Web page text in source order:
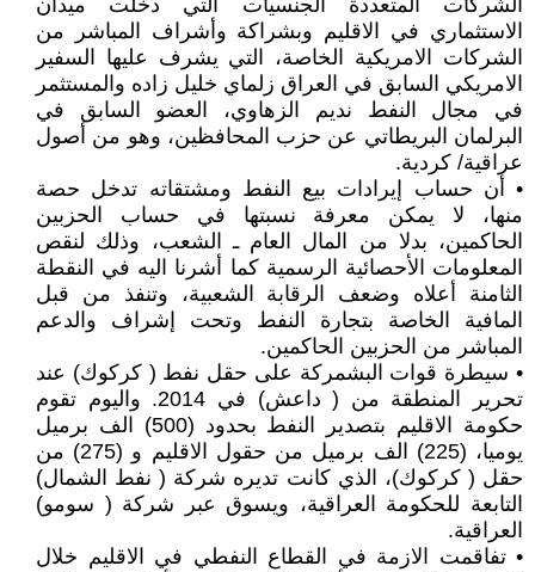
الشركات المتعددة الجنسيات التي دخلت ميدان
الاستثماري في الاقليم وبشراكة وأشراف المباشر من
الشركات الامريكية الخاصة، التي يشرف عليها السفير
الامريكي السابق في العراق زلماي خليل زاده والمستثمر
في مجال النفط نديم الزهاوي، العضو السابق في
البرلمان البريطاتي عن حزب المحافظين، وهو من أصول
عراقية/ كردية.
• أن حساب إيرادات بيع النفط ومشتقاته تدخل حصة
منها، لا يمكن معرفة نسبتها في حساب الحزبين
الحاكمين، بدلا من المال العام ـ الشعب، وذلك لنقص
المعلومات الأحصائية الرسمية كما أشرنا اليه في النقطة
الثامنة أعلاه وضعف الرقابة الشعبية، وتنفذ من قبل
المافية الخاصة بتجارة النفط وتحت إشراف والدعم
المباشر من الحزبين الحاكمين.
• سيطرة قوات البشمركة على حقل نفط ( كركوك) عند
تحرير المنطقة من ( داعش) في 2014. واليوم تقوم
حكومة الاقليم بتصدير النفط بحدود (500) الف برميل
يوميا، (225) الف برميل من حقول الاقليم و (275) من
حقل ( كركوك)، الذي كانت تديره شركة ( نفط الشمال)
التابعة للحكومة العراقية، ويسوق عبر شركة ( سومو)
العراقية.
• تفاقمت الازمة في القطاع النفطي في الاقليم خلال